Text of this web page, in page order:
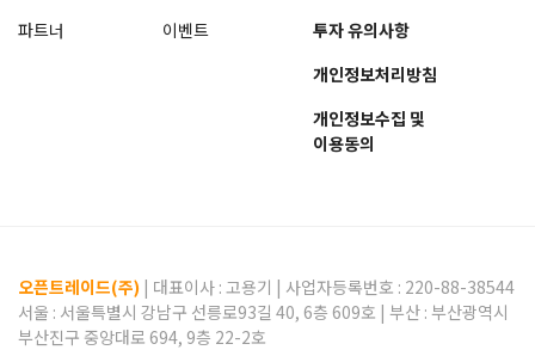
파트너
이벤트
투자 유의사항
개인정보처리방침
개인정보수집 및
이용동의
오픈트레이드(주) | 대표이사 : 고용기 | 사업자등록번호 : 220-88-38544
서울 : 서울특별시 강남구 선릉로93길 40, 6층 609호 | 부산 : 부산광역시
부산진구 중앙대로 694, 9층 22-2호